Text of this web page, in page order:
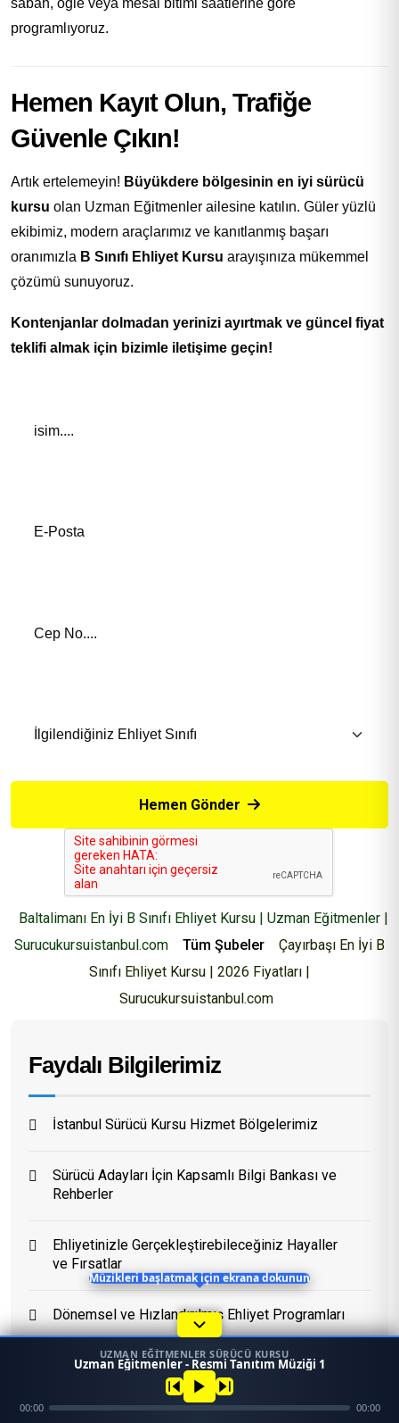
sabah, öğle veya mesai bitimi saatlerine göre
programlıyoruz.
Hemen Kayıt Olun, Trafiğe
Güvenle Çıkın!
Artık ertelemeyin! Büyükdere bölgesinin en iyi sürücü
kursu olan Uzman Eğitmenler ailesine katılın. Güler yüzlü
ekibimiz, modern araçlarımız ve kanıtlanmış başarı
oranımızla B Sınıfı Ehliyet Kursu arayışınıza mükemmel
çözümü sunuyoruz.
Kontenjanlar dolmadan yerinizi ayırtmak ve güncel fiyat
teklifi almak için bizimle iletişime geçin!
Hemen Gönder
Baltalimanı En İyi B Sınıfı Ehliyet Kursu | Uzman Eğitmenler |
Surucukursuistanbul.com
Tüm Şubeler
Çayırbaşı En İyi B
Sınıfı Ehliyet Kursu | 2026 Fiyatları |
Surucukursuistanbul.com
Faydalı Bilgilerimiz
İstanbul Sürücü Kursu Hizmet Bölgelerimiz
Sürücü Adayları İçin Kapsamlı Bilgi Bankası ve
Rehberler
Ehliyetinizle Gerçekleştirebileceğiniz Hayaller
ve Fırsatlar
Dönemsel ve Hızlandırılmış Ehliyet Programları
Sürüş Becerinizi Geliştirmek İçin En Doğru
Eğitim Danışmanı
Ara
1
Konum Mezun
Müzikleri başlatmak için ekrana dokunun
UZMAN EĞITMENLER SÜRÜCÜ KURSU
Uzman Eğitmenler - Resmi Tanıtım Müziği 1
00:00 00:00